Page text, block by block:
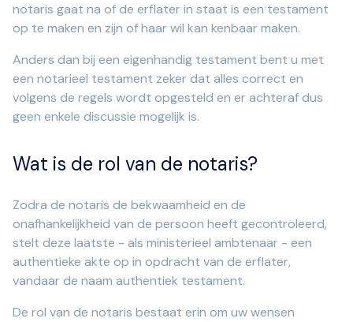
notaris gaat na of de erflater in staat is een testament
op te maken en zijn of haar wil kan kenbaar maken.
Anders dan bij een eigenhandig testament bent u met
een notarieel testament zeker dat alles correct en
volgens de regels wordt opgesteld en er achteraf dus
geen enkele discussie mogelijk is.
Wat is de rol van de notaris?
Zodra de notaris de bekwaamheid en de
onafhankelijkheid van de persoon heeft gecontroleerd,
stelt deze laatste - als ministerieel ambtenaar - een
authentieke akte op in opdracht van de erflater,
vandaar de naam authentiek testament.
De rol van de notaris bestaat erin om uw wensen